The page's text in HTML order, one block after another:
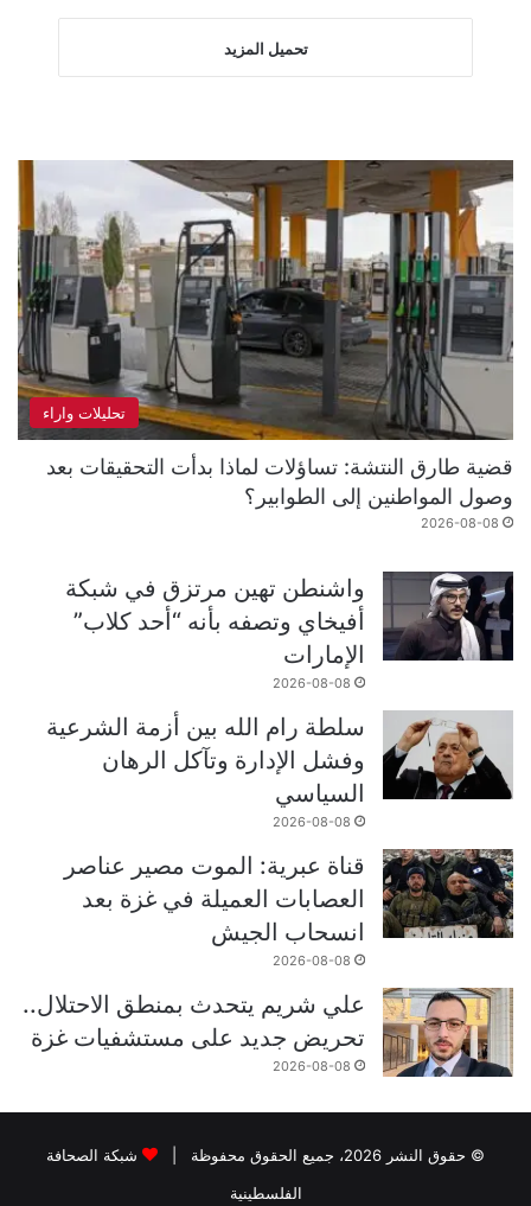
تحميل المزيد
تحليلات واراء
قضية طارق النتشة: تساؤلات لماذا بدأت التحقيقات بعد
وصول المواطنين إلى الطوابير؟
2026-08-08
واشنطن تهين مرتزق في شبكة
أفيخاي وتصفه بأنه “أحد كلاب”
الإمارات
2026-08-08
سلطة رام الله بين أزمة الشرعية
وفشل الإدارة وتآكل الرهان
السياسي
2026-08-08
قناة عبرية: الموت مصير عناصر
العصابات العميلة في غزة بعد
انسحاب الجيش
2026-08-08
علي شريم يتحدث بمنطق الاحتلال..
تحريض جديد على مستشفيات غزة
2026-08-08
© حقوق النشر 2026، جميع الحقوق محفوظة |
شبكة الصحافة
الفلسطينية